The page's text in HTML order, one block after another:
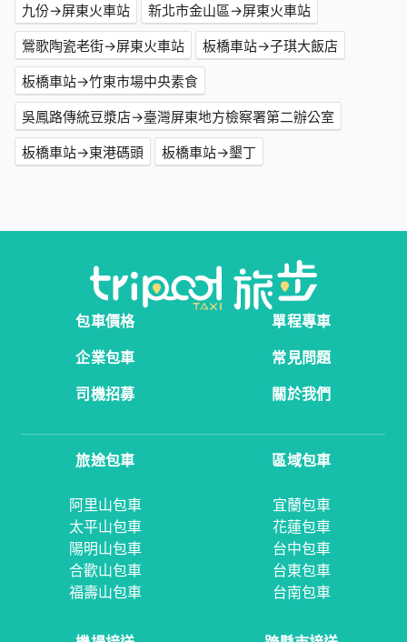
九份→屏東火車站
新北市金山區→屏東火車站
鶯歌陶瓷老街→屏東火車站
板橋車站→子琪大飯店
板橋車站→竹東市場中央素食
吳鳳路傳統豆漿店→臺灣屏東地方檢察署第二辦公室
板橋車站→東港碼頭
板橋車站→墾丁
包車價格
單程專車
企業包車
常見問題
司機招募
關於我們
旅途包車
阿里山包車
太平山包車
陽明山包車
合歡山包車
福壽山包車
區域包車
宜蘭包車
花蓮包車
台中包車
台東包車
台南包車